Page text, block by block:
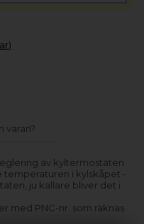
varan?
av kyltermostaten
temperaturen i kylskåpet -
ju kallare bliver det i
med PNC-nr. som räknas